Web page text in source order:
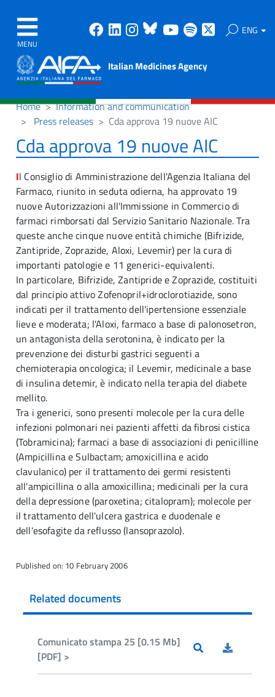
MENU
Facebook
Linkedin
Instagram
Bluesky
Youtube
Spotify ENG
Italian Medicines Agency
Home
Information and communication
Press releases
Cda approva 19 nuove AIC
Cda approva 19 nuove AIC
Il Consiglio di Amministrazione dell'Agenzia Italiana del
Farmaco, riunito in seduta odierna, ha approvato 19
nuove Autorizzazioni all'Immissione in Commercio di
farmaci rimborsati dal Servizio Sanitario Nazionale. Tra
queste anche cinque nuove entità chimiche (Bifrizide,
Zantipride, Zoprazide, Aloxi, Levemir) per la cura di
importanti patologie e 11 generici-equivalenti.
In particolare, Bifrizide, Zantipride e Zoprazide, costituiti
dal principio attivo Zofenopril+idroclorotiazide, sono
indicati per il trattamento dell'ipertensione essenziale
lieve e moderata; l'Aloxi, farmaco a base di palonosetron,
un antagonista della serotonina, è indicato per la
prevenzione dei disturbi gastrici seguenti a
chemioterapia oncologica; il Levemir, medicinale a base
di insulina detemir, è indicato nella terapia del diabete
mellito.
Tra i generici, sono presenti molecole per la cura delle
infezioni polmonari nei pazienti affetti da fibrosi cistica
(Tobramicina); farmaci a base di associazioni di penicilline
(Ampicillina e Sulbactam; amoxicillina e acido
clavulanico) per il trattamento dei germi resistenti
all'ampicillina o alla amoxicillina; medicinali per la cura
della depressione (paroxetina; citalopram); molecole per
il trattamento dell'ulcera gastrica e duodenale e
dell'esofagite da reflusso (lansoprazolo).
Published on: 10 February 2006
Related documents
Comunicato stampa 25 [0.15 Mb]
[PDF] >